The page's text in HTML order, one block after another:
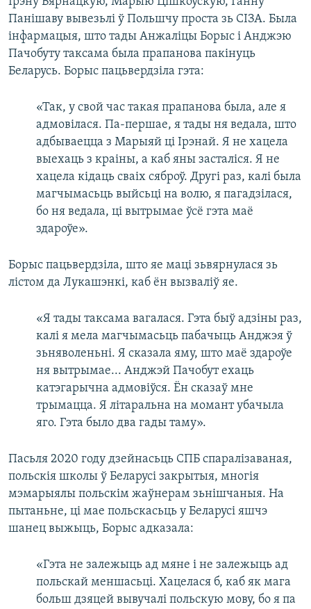
Панішаву вывезьлі ў Польшчу проста зь СІЗА. Была
інфармацыя, што тады Анжаліцы Борыс і Анджэю
Пачобуту таксама была прапанова пакінуць
Беларусь. Борыс пацьвердзіла гэта:
«Так, у свой час такая прапанова была, але я
адмовілася. Па-першае, я тады ня ведала, што
адбываецца з Марыяй ці Ірэнай. Я не хацела
выехаць з краіны, а каб яны засталіся. Я не
хацела кідаць сваіх сяброў. Другі раз, калі была
магчымасьць выйсьці на волю, я пагадзілася,
бо ня ведала, ці вытрымае ўсё гэта маё
здароўе».
Борыс пацьвердзіла, што яе маці зьвярнулася зь
лістом да Лукашэнкі, каб ён вызваліў яе.
«Я тады таксама вагалася. Гэта быў адзіны раз,
калі я мела магчымасьць пабачыць Анджэя ў
зьняволеньні. Я сказала яму, што маё здароўе
ня вытрымае... Анджэй Пачобут ехаць
катэгарычна адмовіўся. Ён сказаў мне
трымацца. Я літаральна на момант убачыла
яго. Гэта было два гады таму».
Пасьля 2020 году дзейнасьць СПБ спаралізаваная,
польскія школы ў Беларусі закрытыя, многія
мэмарыялы польскім жаўнерам зьнішчаныя. На
пытаньне, ці мае польскасьць у Беларусі яшчэ
шанец выжыць, Борыс адказала:
«Гэта не залежыць ад мяне і не залежыць ад
польскай меншасьці. Хацелася б, каб як мага
больш дзяцей вывучалі польскую мову, бо я па